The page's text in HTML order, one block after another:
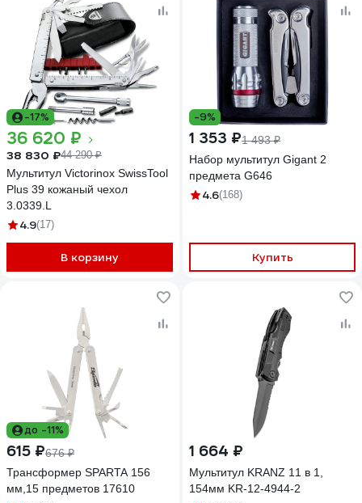
-17%
36 620 ₽
38 830 ₽44 290 ₽
Мультитул Victorinox SwissTool
Plus 39 кожаный чехол
3.0339.L
4.9(17)
В корзину
-9%
1 353 ₽1 493 ₽
Набор мультитул Gigant 2
предмета G646
4.6(168)
Купить
до -11%
615 ₽676 ₽
Трансформер SPARTA 156
мм,15 предметов 17610
1 664 ₽
Мультитул KRANZ 11 в 1,
154мм KR-12-4944-2